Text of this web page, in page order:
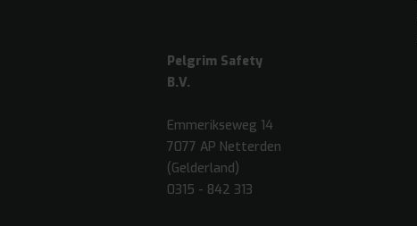
Pelgrim Safety
B.V.
Emmerikseweg 14
7077 AP Netterden
(Gelderland)
0315 - 842 313